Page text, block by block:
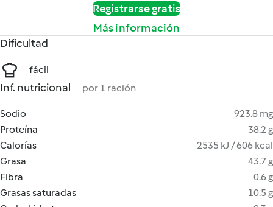
Registrarse gratis
Más información
Dificultad
fácil
Inf. nutricional por 1 ración
Sodio
923.8 mg
Proteína
38.2 g
Calorías
2535 kJ / 606 kcal
Grasa
43.7 g
Fibra
0.6 g
Grasas saturadas
10.5 g